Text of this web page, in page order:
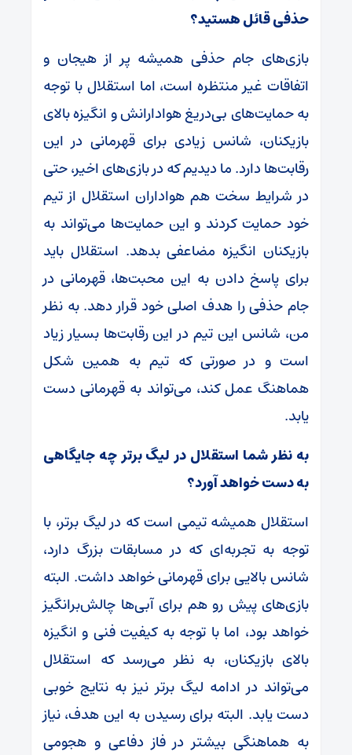
حذفی قائل هستید؟
بازی‌های جام حذفی همیشه پر از هیجان و
اتفاقات غیر منتظره است، اما استقلال با توجه
به حمایت‌های بی‌دریغ هوادارانش و انگیزه بالای
بازیکنان، شانس زیادی برای قهرمانی در این
رقابت‌ها دارد. ما دیدیم که در بازی‌های اخیر، حتی
در شرایط سخت هم هواداران استقلال از تیم
خود حمایت کردند و این حمایت‌ها می‌تواند به
بازیکنان انگیزه مضاعفی بدهد. استقلال باید
برای پاسخ دادن به این محبت‌ها، قهرمانی در
جام حذفی را هدف اصلی خود قرار دهد. به نظر
من، شانس این تیم در این رقابت‌ها بسیار زیاد
است و در صورتی که تیم به همین شکل
هماهنگ عمل کند، می‌تواند به قهرمانی دست
یابد.
به نظر شما استقلال در لیگ برتر چه جایگاهی
به دست خواهد آورد؟
استقلال همیشه تیمی است که در لیگ برتر، با
توجه به تجربه‌ای که در مسابقات بزرگ دارد،
شانس بالایی برای قهرمانی خواهد داشت. البته
بازی‌های پیش رو هم برای آبی‌ها چالش‌برانگیز
خواهد بود، اما با توجه به کیفیت فنی و انگیزه
بالای بازیکنان، به نظر می‌رسد که استقلال
می‌تواند در ادامه لیگ برتر نیز به نتایج خوبی
دست یابد. البته برای رسیدن به این هدف، نیاز
به هماهنگی بیشتر در فاز دفاعی و هجومی